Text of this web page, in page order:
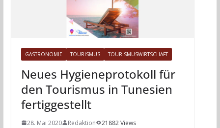
GASTRONOMIE TOURISMUS TOURISMUSWIRTSCHAFT
Neues Hygieneprotokoll für
den Tourismus in Tunesien
fertiggestellt
28. Mai 2020 Redaktion
21882 Views